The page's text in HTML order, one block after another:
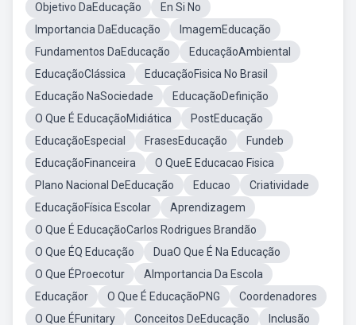
Objetivo DaEducação
En Si No
Importancia DaEducação
ImagemEducação
Fundamentos DaEducação
EducaçãoAmbiental
EducaçãoClássica
EducaçãoFisica No Brasil
Educação NaSociedade
EducaçãoDefinição
O Que É EducaçãoMidiática
PostEducação
EducaçãoEspecial
FrasesEducação
Fundeb
EducaçãoFinanceira
O QueE Educacao Fisica
Plano Nacional DeEducação
Educao
Criatividade
EducaçãoFísica Escolar
Aprendizagem
O Que É EducaçãoCarlos Rodrigues Brandão
O Que ÉQ Educação
DuaO Que É Na Educação
O Que ÉProecotur
AImportancia Da Escola
Educaçãor
O Que É EducaçãoPNG
Coordenadores
O Que ÉFunitary
Conceitos DeEducação Inclusão